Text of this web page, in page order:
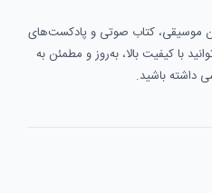
موسیقی، کتاب صوتی و پادکست‌های
با کیفیت بالا، به‌روز و مطمئن به
داشته باشید.